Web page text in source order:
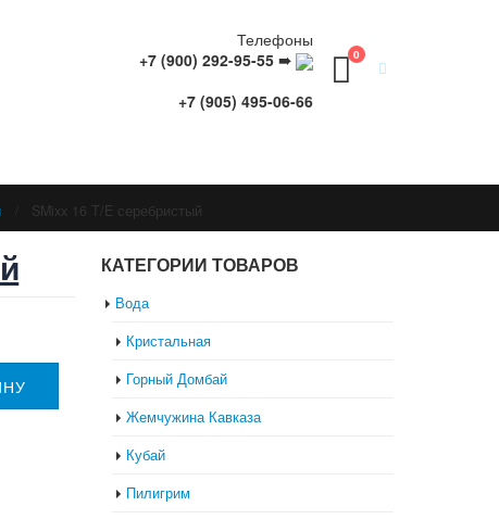
Телефоны
+7 (900) 292-95-55 ➠
+7 (905) 495-06-66
0
SMixx 16 T/E серебристый
КАТЕГОРИИ ТОВАРОВ
Вода
Кристальная
Горный Домбай
Жемчужина Кавказа
Кубай
Пилигрим